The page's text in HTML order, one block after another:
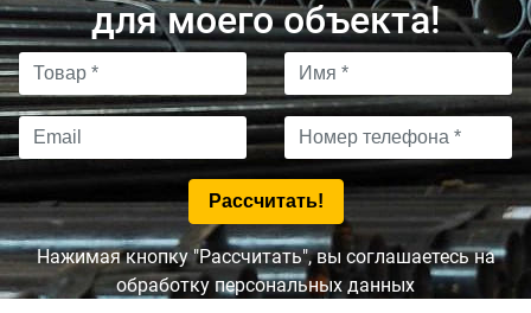
для моего объекта!
Нажимая кнопку "Рассчитать", вы соглашаетесь на
обработку персональных данных